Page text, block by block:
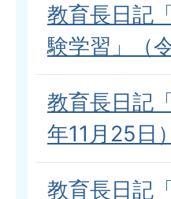
教育長日記
験学習」（
教育長日記
年11月25日）
教育長日記